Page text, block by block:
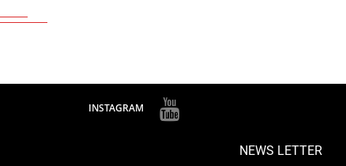
INSTAGRAM
NEWS LETTER